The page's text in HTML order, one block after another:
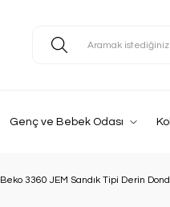
Genç ve Bebek Odası
Beko 3360 JEM Sandık Tipi Derin